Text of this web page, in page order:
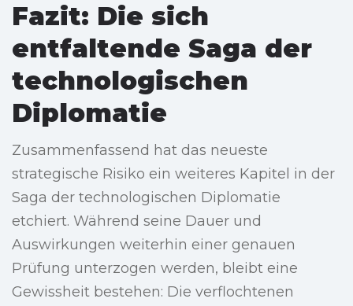
Fazit: Die sich
entfaltende Saga der
technologischen
Diplomatie
Zusammenfassend hat das neueste
strategische Risiko ein weiteres Kapitel in der
Saga der technologischen Diplomatie
etchiert. Während seine Dauer und
Auswirkungen weiterhin einer genauen
Prüfung unterzogen werden, bleibt eine
Gewissheit bestehen: Die verflochtenen